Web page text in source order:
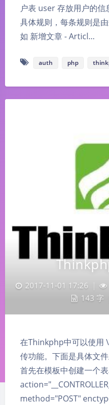
户表 user 存放用户的
具体规则，每条规则是
如 新增文章 - Articl…
auth php
2017-11-01 17:26
143 字
在Thinkphp中可以使用
传功能。下面是具体文
首先在模板中创建一个
method="POST"